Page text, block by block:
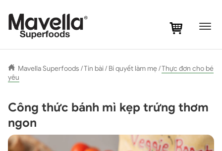
Mavella Superfoods /Tin bài/ Bí quyết làm mẹ/Thực đơn cho bé
yêu
Công thức bánh mì kẹp trứng thơm
ngon